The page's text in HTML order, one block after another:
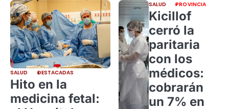
SALUD DESTACADAS
Hito en la
medicina fetal:
SALUD PROVINCIA
Kicillof
cerró la
paritaria
con los
médicos:
cobrarán
un 7% en